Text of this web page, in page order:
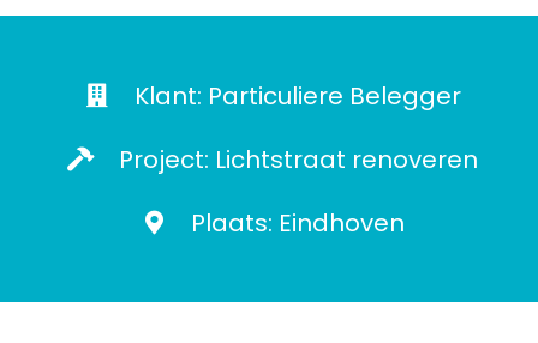
Klant: Particuliere Belegger
Project: Lichtstraat renoveren
Plaats: Eindhoven